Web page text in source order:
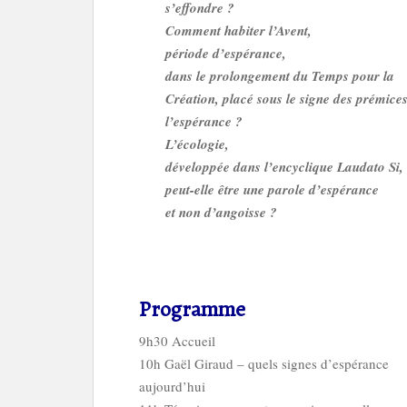
s’effondre ?
Comment habiter l’Avent,
période d’espérance,
dans le prolongement du Temps pour la
Création, placé sous le signe des
l’espérance ?
L’écologie,
développée dans l’encyclique Laudato Si,
peut-elle être une parole d’espérance
et non d’angoisse ?
Programme
9h30 Accueil
10h Gaël Giraud – quels signes d’espérance
aujourd’hui